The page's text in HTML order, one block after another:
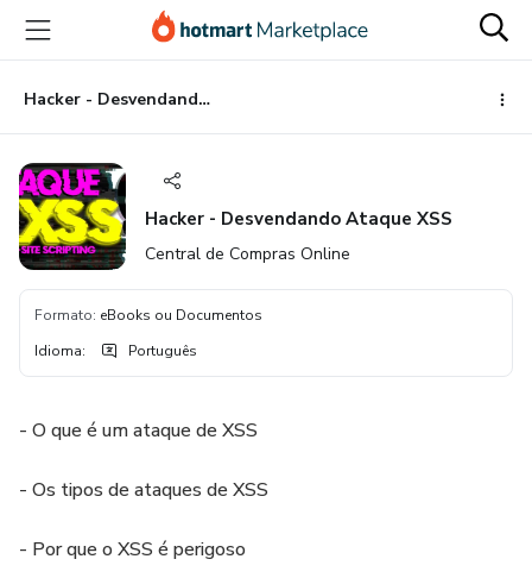
para
conteúdo
principal
para
pagamento
para
rodapé
Hacker - Desvendando Ataque XSS
Hacker - Desvendando Ataque XSS
Central de Compras Online
Formato: eBooks ou Documentos
Idioma: Português
- O que é um ataque de XSS
- Os tipos de ataques de XSS
- Por que o XSS é perigoso